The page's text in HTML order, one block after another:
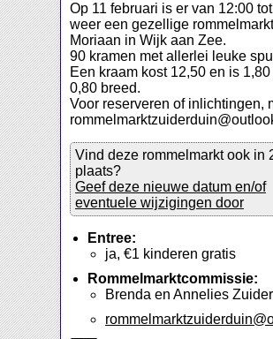
Op 11 februari is er van 12:00
weer een gezellige
Moriaan in Wijk aan Zee.
90 kramen met allerlei leuke
Een kraam kost 12,50 en is
0,80 breed.
Voor reserveren of inlichtingen,
Vind deze rommelmarkt ook in
plaats?
Geef deze nieuwe datum en/of
eventuele wijzigingen door
Entree:
ja, €1 kinderen gratis
Rommelmarktcommissie:
Brenda en Annelies